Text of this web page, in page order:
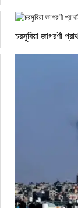
চরসুবিয়া জাগরণী